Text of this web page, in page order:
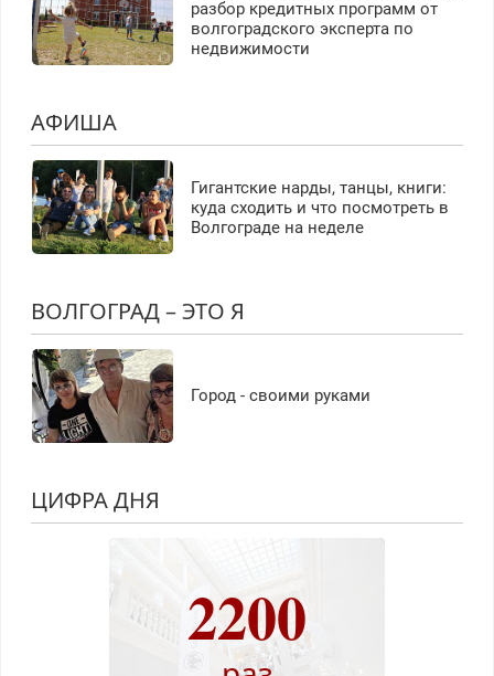
разбор кредитных программ от
волгоградского эксперта по
недвижимости
АФИША
Гигантские нарды, танцы, книги:
куда сходить и что посмотреть в
Волгограде на неделе
ВОЛГОГРАД – ЭТО Я
Город - своими руками
ЦИФРА ДНЯ
2200